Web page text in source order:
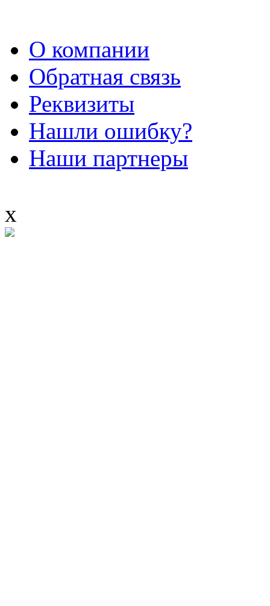
О компании
Обратная связь
Реквизиты
Нашли ошибку?
Наши партнеры
x